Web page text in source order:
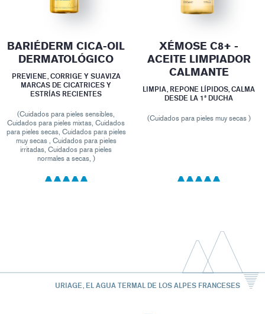
BARIÉDERM CICA-OIL
DERMATOLÓGICO
PREVIENE, CORRIGE Y SUAVIZA
MARCAS DE CICATRICES Y
ESTRÍAS RECIENTES
(Cuidados para pieles sensibles,
Cuidados para pieles mixtas, Cuidados
para pieles secas, Cuidados para pieles
muy secas , Cuidados para pieles
irritadas, Cuidados para pieles
normales a secas, )
XÉMOSE C8+ -
ACEITE LIMPIADOR
CALMANTE
LIMPIA, REPONE LÍPIDOS, CALMA
DESDE LA 1ª DUCHA
(Cuidados para pieles muy secas )
URIAGE, EL AGUA TERMAL DE LOS ALPES FRANCESES